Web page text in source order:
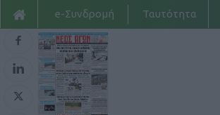
e-Συνδρομή Ταυτότητα